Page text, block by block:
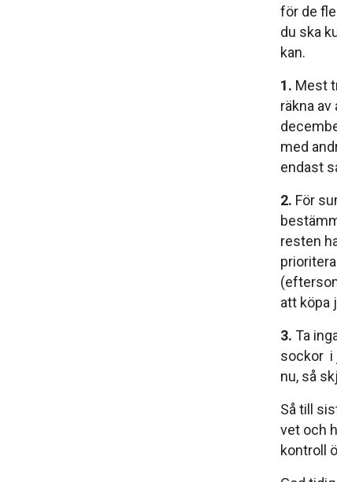
för de
du ska
kan.
1. Mest
räkna
med
endast
2. För
resten
att köpa
3. Ta
sockor i
nu, så
Så till
vet och
kontroll